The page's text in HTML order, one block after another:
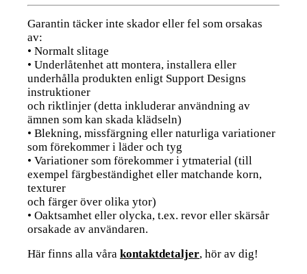
Garantin täcker inte skador eller fel som orsakas
av:
• Normalt slitage
• Underlåtenhet att montera, installera eller
underhålla produkten enligt Support Designs
instruktioner
och riktlinjer (detta inkluderar användning av
ämnen som kan skada klädseln)
• Blekning, missfärgning eller naturliga variationer
som förekommer i läder och tyg
• Variationer som förekommer i ytmaterial (till
exempel färgbeständighet eller matchande korn,
texturer
och färger över olika ytor)
• Oaktsamhet eller olycka, t.ex. revor eller skärsår
orsakade av användaren.
Här finns alla våra kontaktdetaljer, hör av dig!